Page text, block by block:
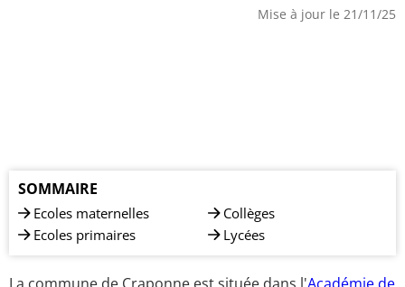
Mise à jour le 21/11/25
SOMMAIRE
Ecoles maternelles
Ecoles primaires
Collèges
Lycées
La commune de Craponne est située dans l'Académie de